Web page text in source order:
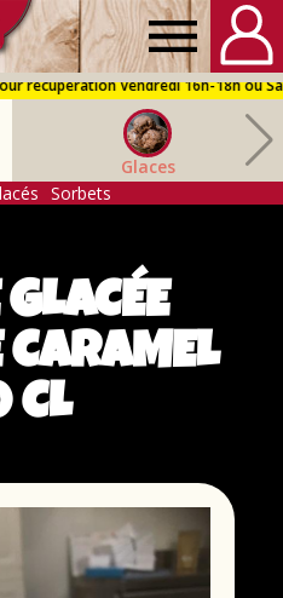
Ferme
Bémont
Glaces
Sorbets
CARAMEL
CL